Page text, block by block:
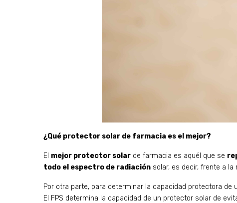
¿Qué protector solar de farmacia es el mejor?
El mejor protector solar de farmacia es aquél que se
todo el espectro de radiación solar, es decir, frente a la
Por otra parte, para determinar la capacidad protectora de
El FPS determina la capacidad de un protector solar de